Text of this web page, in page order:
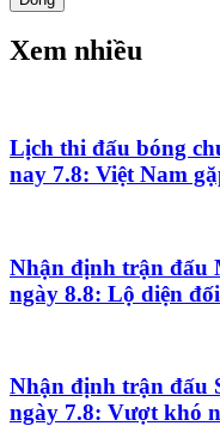
Xem nhiều
Lịch thi đấu bóng
nay 7.8: Việt Nam
Nhận định trận đấu
ngày 8.8: Lộ diện
Nhận định trận đấu
ngày 7.8: Vượt khó